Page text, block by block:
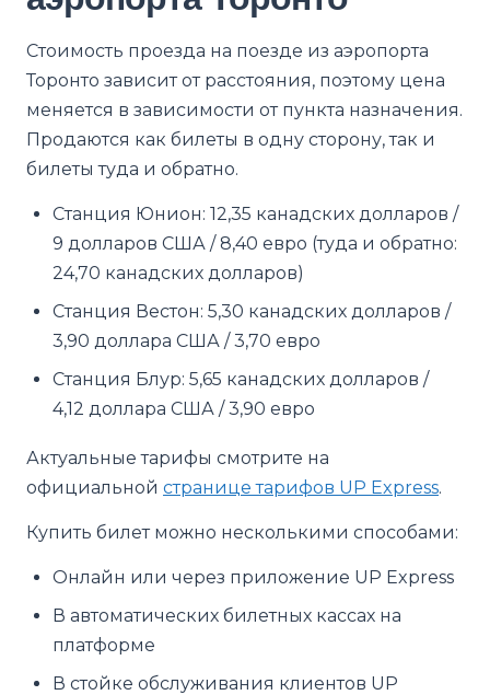
Стоимость проезда на поезде из аэропорта
Торонто зависит от расстояния, поэтому цена
меняется в зависимости от пункта назначения.
Продаются как билеты в одну сторону, так и
билеты туда и обратно.
Станция Юнион: 12,35 канадских долларов /
9 долларов США / 8,40 евро (туда и обратно:
24,70 канадских долларов)
Станция Вестон: 5,30 канадских долларов /
3,90 доллара США / 3,70 евро
Станция Блур: 5,65 канадских долларов /
4,12 доллара США / 3,90 евро
Актуальные тарифы смотрите на
официальной странице тарифов UP Express.
Купить билет можно несколькими способами:
Онлайн или через приложение UP Express
В автоматических билетных кассах на
платформе
В стойке обслуживания клиентов UP